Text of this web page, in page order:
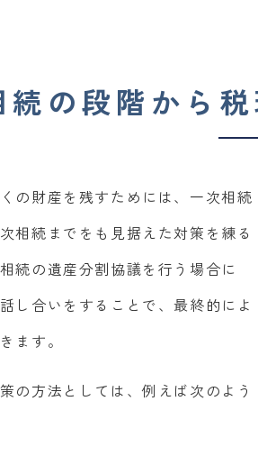
続の段階から
の財産を残すためには、一次相続
相続までをも見据えた対策を練る
続の遺産分割協議を行う場合に
し合いをすることで、最終的によ
ます。
の方法としては、例えば次のよう